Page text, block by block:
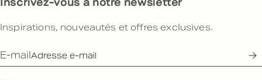
Inspirations, nouveautés et offres exclusives.
E-mail